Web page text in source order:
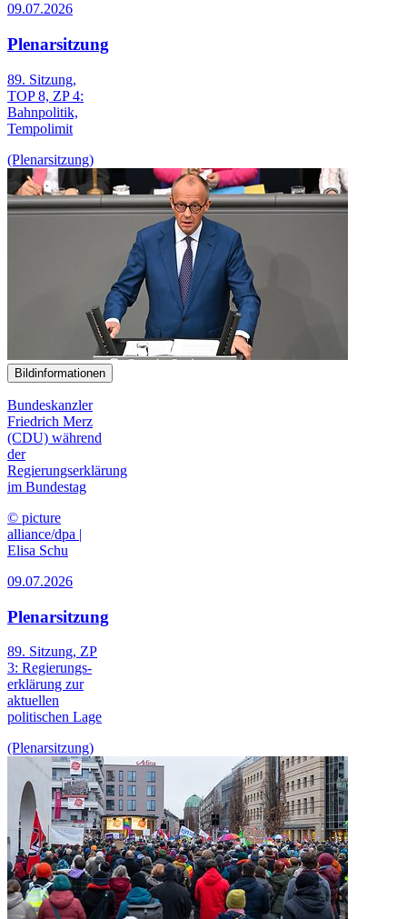
09.07.2026
Plenarsitzung
89. Sitzung,
TOP 8, ZP 4:
Bahnpolitik,
Tempolimit
(Plenarsitzung)
Bildinformationen
Bundeskanzler
Friedrich Merz
(CDU) während
der
Regierungserklärung
im Bundestag
© picture
alliance/dpa |
Elisa Schu
09.07.2026
Plenarsitzung
89. Sitzung, ZP
3: Regierungs­
erklärung zur
aktuellen
politischen Lage
(Plenarsitzung)